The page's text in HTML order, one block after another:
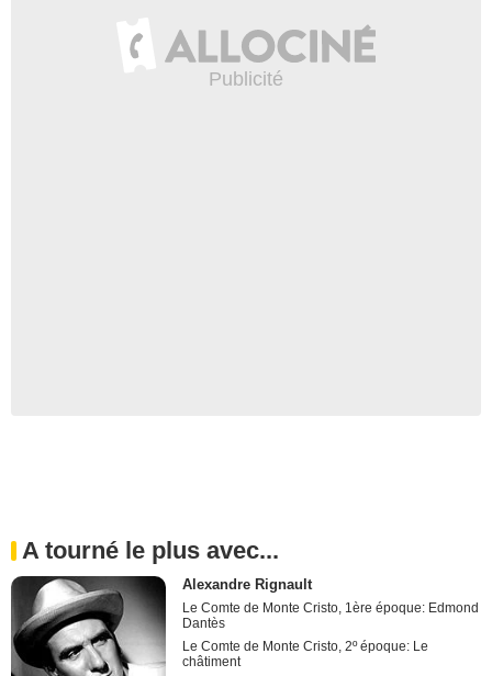
A tourné le plus avec...
Alexandre Rignault
Le Comte de Monte Cristo, 1ère époque: Edmond
Dantès
Le Comte de Monte Cristo, 2º époque: Le
châtiment